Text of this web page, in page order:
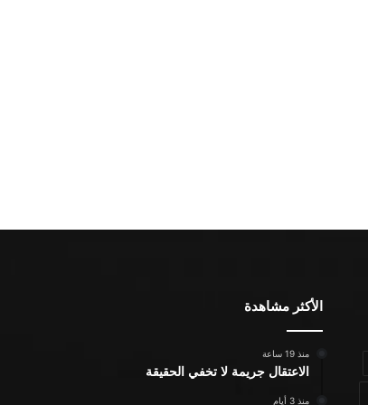
الأكثر مشاهدة
منذ 19 ساعة
الاعتقال جريمة لا تخفي الحقيقة
منذ 3 أيام